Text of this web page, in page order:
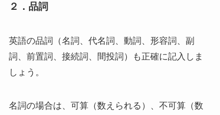
２．品詞
英語の品詞（名詞、代名詞、動詞、形容詞、副
詞、前置詞、接続詞、間投詞）も正確に記入しま
しょう。
名詞の場合は、可算（数えられる）、不可算（数